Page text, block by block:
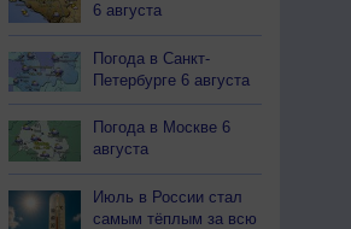
6 августа
Погода в Санкт-
Петербурге 6 августа
Погода в Москве 6
августа
Июль в России стал
самым тёплым за всю